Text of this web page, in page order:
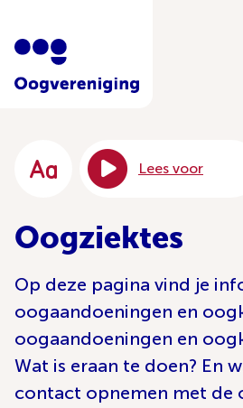
Lees voor
Oogziektes
Op deze pagina vind je
oogaandoeningen en
oogaandoeningen en
Wat is eraan te doen? En
contact opnemen met de